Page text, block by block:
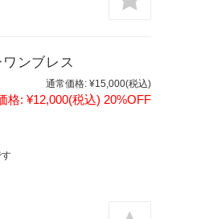
ンブレス
通常価格: ¥15,000(税込)
格: ¥12,000(税込) 20%OFF